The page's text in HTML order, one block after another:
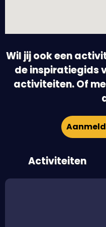
Wil jij ook een
de inspiratiegids
activiteiten. Of
Activiteiten